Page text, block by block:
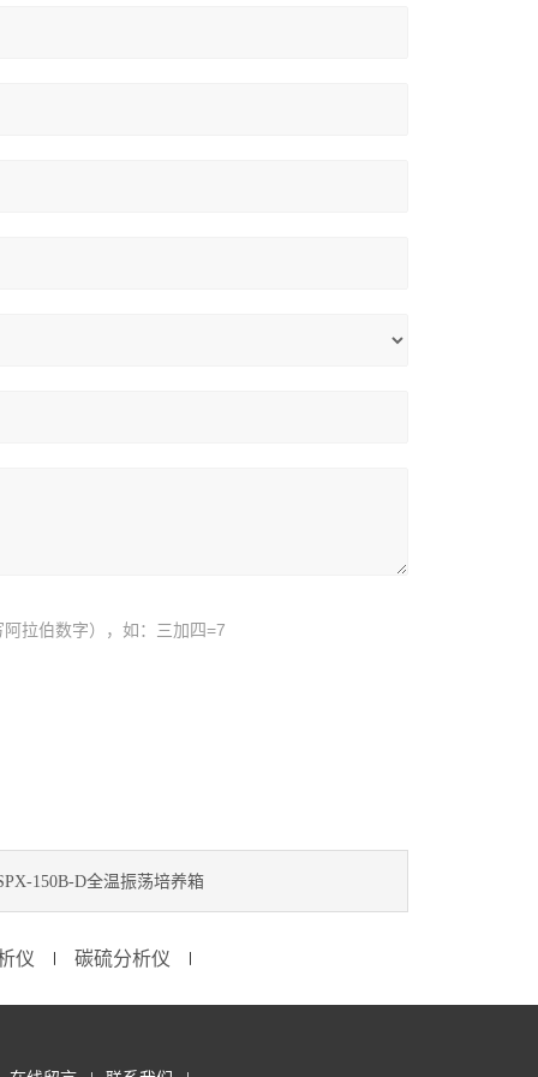
拉伯数字），如：三加四=7
150B-D全温振荡培养箱
仪 碳硫分析仪